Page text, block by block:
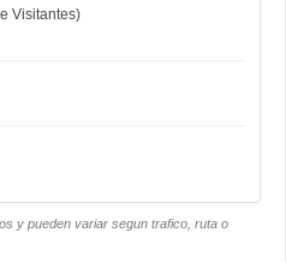
Visitantes)
y pueden variar segun trafico, ruta o